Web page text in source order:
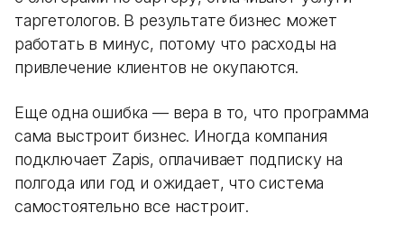
таргетологов. В результате бизнес может
работать в минус, потому что расходы на
привлечение клиентов не окупаются.
Еще одна ошибка — вера в то, что программа
сама выстроит бизнес. Иногда компания
подключает Zapis, оплачивает подписку на
полгода или год и ожидает, что система
самостоятельно все настроит.